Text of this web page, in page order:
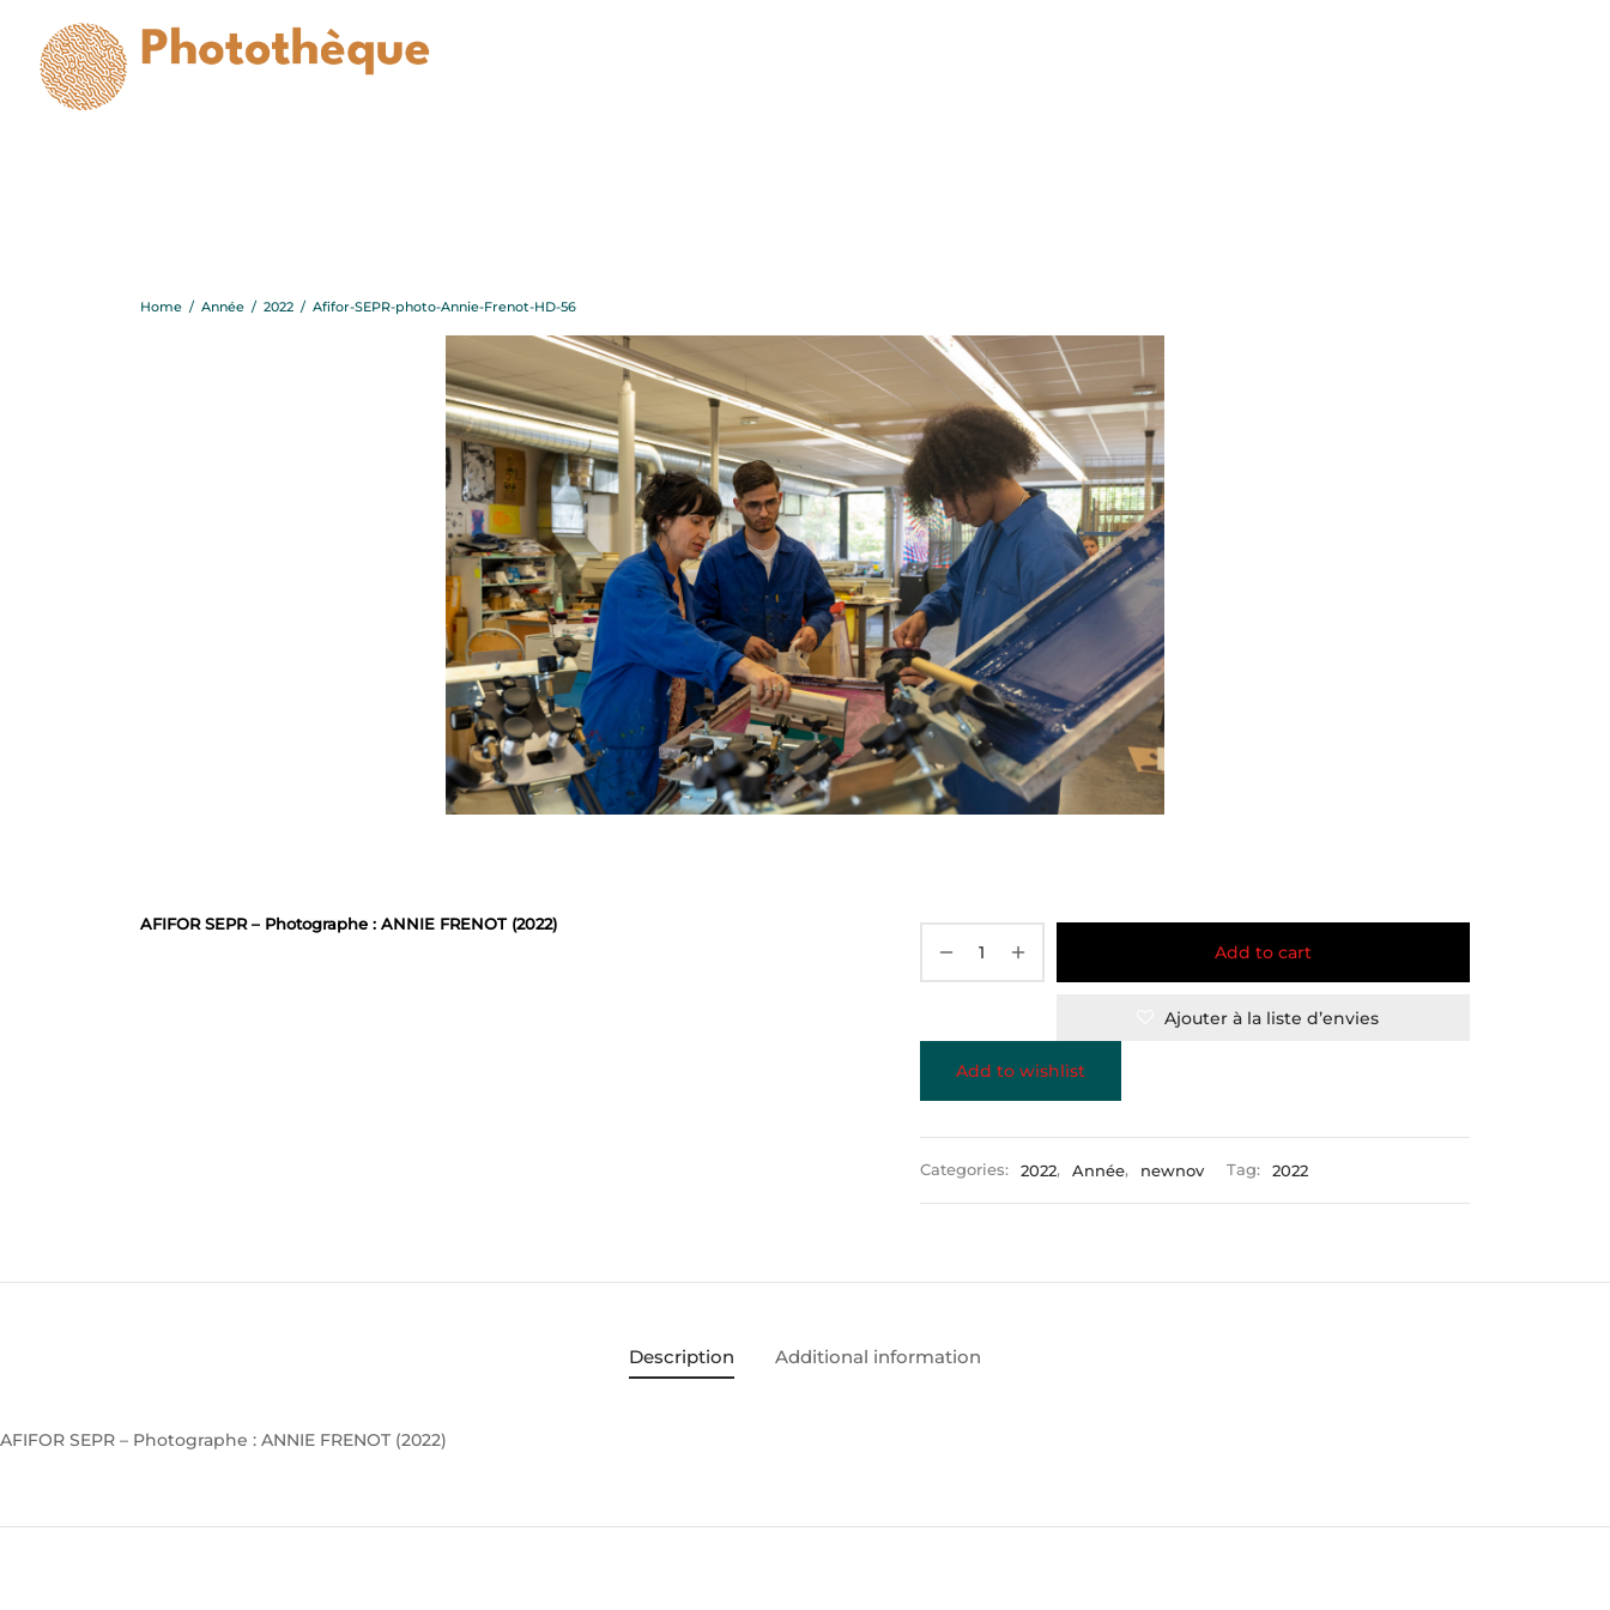
Home / Année / 2022 / Afifor-SEPR-photo-Annie-Frenot-HD-56
AFIFOR SEPR – Photographe : ANNIE FRENOT (2022)
Add to cart
Ajouter à la liste d’envies
Add to wishlist
Categories: 2022, Année, newnov Tag: 2022
Description Additional information
AFIFOR SEPR – Photographe : ANNIE FRENOT (2022)